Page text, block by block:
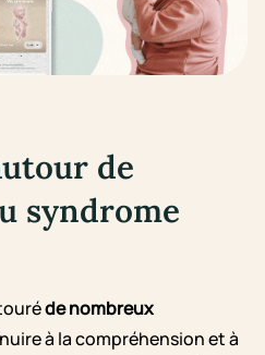
de
syndrome
de nombreux
à la compréhension et à